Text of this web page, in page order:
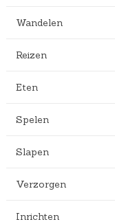
Wandelen
Reizen
Eten
Spelen
Slapen
Verzorgen
Inrichten